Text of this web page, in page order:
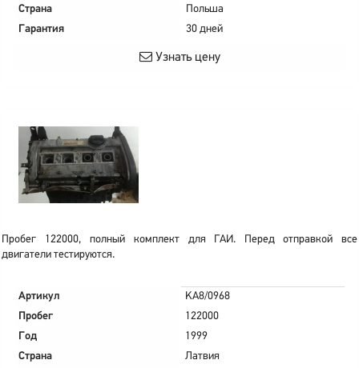
Страна
Польша
Гарантия
30 дней
Узнать цену
Пробег 122000, полный комплект для ГАИ. Перед отправкой все
двигатели тестируются.
Артикул
KA8/0968
Пробег
122000
Год
1999
Страна
Латвия